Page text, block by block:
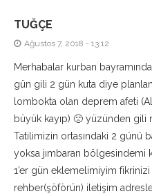
TUĞÇE
Ağustos 7, 2018 - 13:12
Merhabalar kurban
gün gili 2 gün kuta diye
lombokta olan deprem afeti
büyük kayıp) 🙁 yüzünden gili
Tatilimizin ortasındaki 2 günü
yoksa jımbaran bölgesindemi
1’er gün eklemelimiyim
rehber(şöförün) iletişim